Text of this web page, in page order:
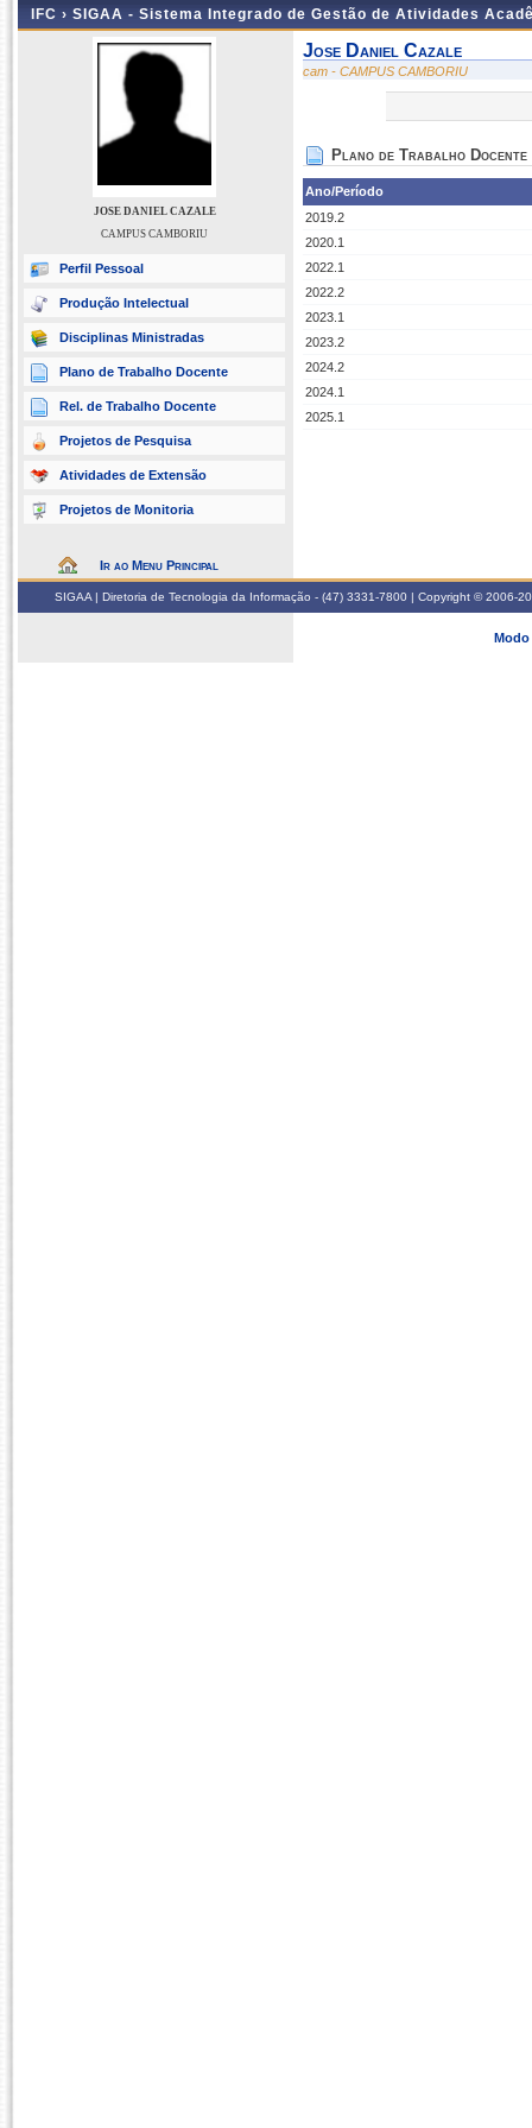
IFC › SIGAA - Sistema Integrado de Gestão de Atividades
JOSE DANIEL CAZALE
CAMPUS CAMBORIU
Perfil Pessoal
Produção Intelectual
Disciplinas Ministradas
Plano de Trabalho Docente
Rel. de Trabalho Docente
Projetos de Pesquisa
Atividades de Extensão
Projetos de Monitoria
Ir ao Menu Principal
Jose Daniel Cazale
cam - CAMPUS CAMBORIU
Plano de Trabalho Docente
Ano/Período
2019.2
2020.1
2022.1
2022.2
2023.1
2023.2
2024.2
2024.1
2025.1
SIGAA | Diretoria de Tecnologia da Informação - (47) 3331-7800 | Copyright © 2006-
Modo